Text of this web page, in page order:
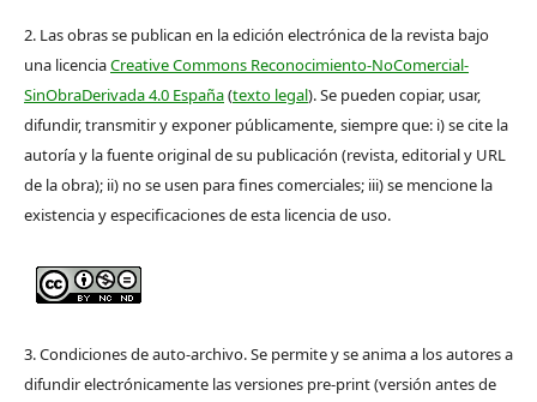
2. Las obras se publican en la edición electrónica de la revista bajo
una licenciaCreative Commons Reconocimiento-NoComercial-
SinObraDerivada 4.0 España(texto legal). Se pueden copiar, usar,
difundir, transmitir y exponer públicamente, siempre que: i) se cite la
autoría y la fuente original de su publicación (revista, editorial y URL
de la obra); ii) no se usen para fines comerciales; iii) se mencione la
existencia y especificaciones de esta licencia de uso.
3. Condiciones de auto-archivo. Se permite y se anima a los autores a
difundir electrónicamente las versiones pre-print (versión antes de